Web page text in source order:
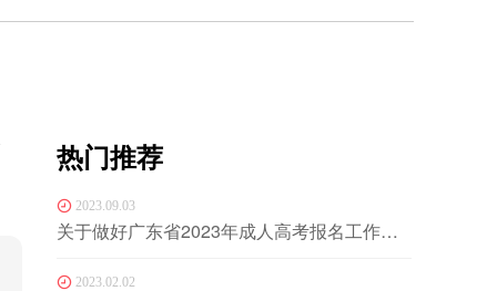
热门推荐
2023.09.03
关于做好广东省2023年成人高考报名工作的通知
2023.02.02